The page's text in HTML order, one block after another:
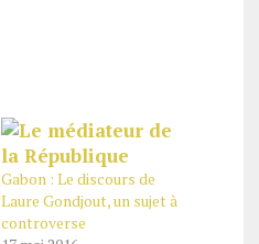
Gabon : Le discours de
Laure Gondjout, un sujet à
controverse